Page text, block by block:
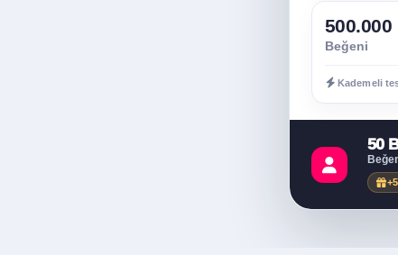
500.000
Beğeni
Kademeli
50